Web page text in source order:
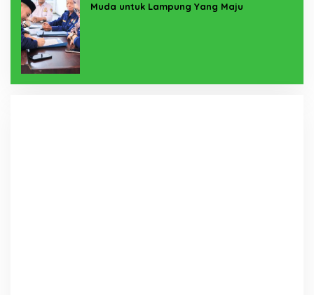
Muda untuk Lampung Yang Maju